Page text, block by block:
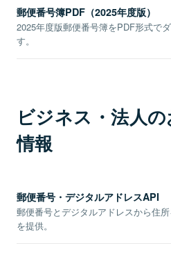
郵便番号簿PDF（2025年度版）
2025年度版郵便番号簿をPDF形式で
す。
ビジネス・法人
情報
郵便番号・デジタルアドレスAPI
郵便番号とデジタルアドレスから住
を提供。